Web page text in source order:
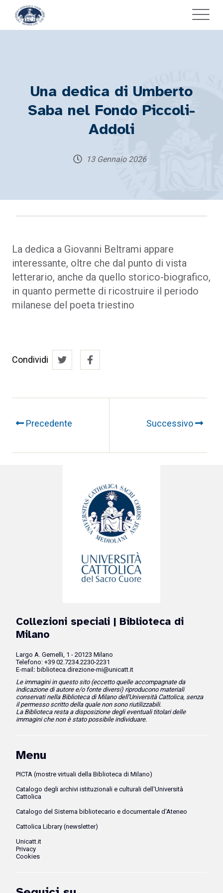
Una dedica di Umberto
Saba nel Fondo Piccoli-
Addoli
13 Gennaio 2026
La dedica a Giovanni Beltrami appare
interessante, oltre che dal punto di vista
letterario, anche da quello storico-biografico,
in quanto permette di ricostruire il periodo
milanese del poeta triestino
Condividi
Precedente Successivo
Collezioni speciali | Biblioteca di
Milano
Largo A. Gemelli, 1 - 20123 Milano
Telefono: +39 02.7234.2230-2231
E-mail : biblioteca.direzione-mi@unicatt.it
Le immagini in questo sito (eccetto quelle accompagnate da
indicazione di autore e/o fonte diversi) riproducono materiali
conservati nella Biblioteca di Milano dell'Università Cattolica, senza
il permesso scritto della quale non sono riutilizzabili.
La Biblioteca resta a disposizione degli eventuali titolari delle
immagini che non è stato possibile individuare.
Menu
PICTA (mostre virtuali della Biblioteca di Milano)
Catalogo degli archivi istituzionali e culturali dell'Università
Cattolica
Catalogo del Sistema bibliotecario e documentale d'Ateneo
Cattolica Library (newsletter)
Unicatt.it
Privacy
Cookies